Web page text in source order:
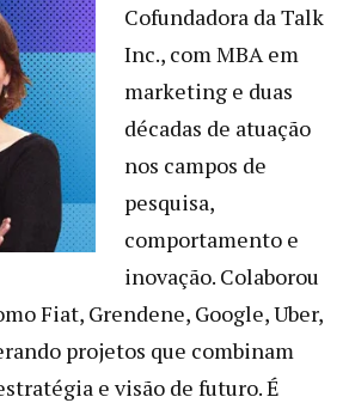
Cofundadora da Talk
Inc., com MBA em
marketing e duas
décadas de atuação
nos campos de
pesquisa,
comportamento e
inovação. Colaborou
Fiat, Grendene, Google, Uber,
projetos que combinam
e visão de futuro. É